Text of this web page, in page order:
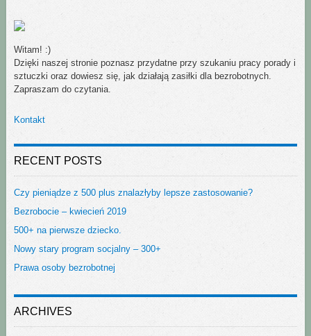
Witam! :)
Dzięki naszej stronie poznasz przydatne przy szukaniu pracy porady i
sztuczki oraz dowiesz się, jak działają zasiłki dla bezrobotnych.
Zapraszam do czytania.
Kontakt
RECENT POSTS
Czy pieniądze z 500 plus znalazłyby lepsze zastosowanie?
Bezrobocie – kwiecień 2019
500+ na pierwsze dziecko.
Nowy stary program socjalny – 300+
Prawa osoby bezrobotnej
ARCHIVES